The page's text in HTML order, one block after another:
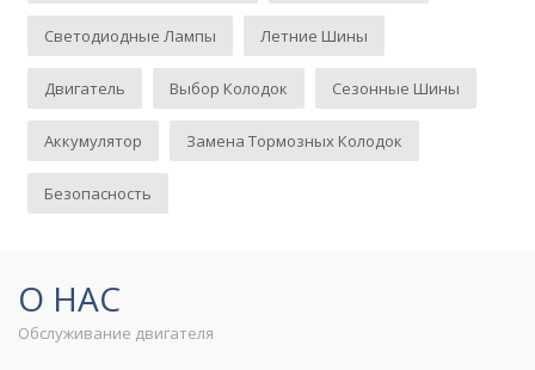
Светодиодные Лампы Летние Шины
Двигатель Выбор Колодок Сезонные Шины
Аккумулятор Замена Тормозных Колодок
Безопасность
О НАС
Обслуживание двигателя